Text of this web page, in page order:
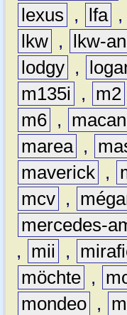
lexus
, lfa ,
lkw , lkw-
lodgy ,
m135i
, m2
m6 , macan
marea ,
maverick ,
mcv ,
mercedes-
,
mii ,
möchte ,
mondeo ,